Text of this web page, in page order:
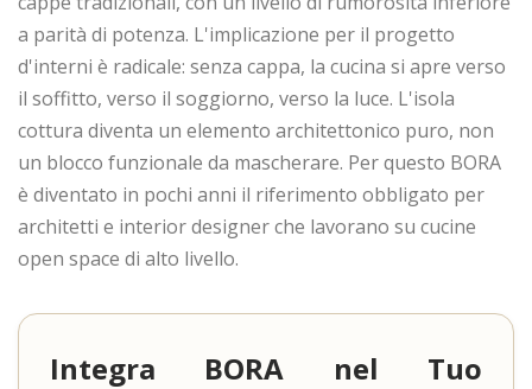
a parità di potenza. L'implicazione per il progetto
d'interni è radicale: senza cappa, la cucina si apre verso
il soffitto, verso il soggiorno, verso la luce. L'isola
cottura diventa un elemento architettonico puro, non
un blocco funzionale da mascherare. Per questo BORA
è diventato in pochi anni il riferimento obbligato per
architetti e interior designer che lavorano su cucine
open space di alto livello.
Integra BORA nel Tuo